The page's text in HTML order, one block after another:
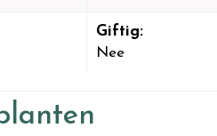
Giftig:
Nee